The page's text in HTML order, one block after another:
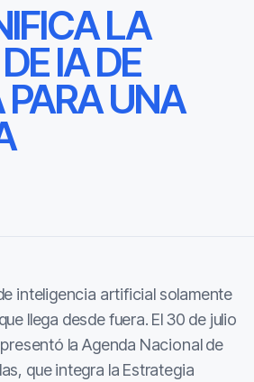
LA
IA DE
UNA
inteligencia artificial solamente
llega desde fuera. El 30 de julio
la Agenda Nacional de
que integra la Estrategia